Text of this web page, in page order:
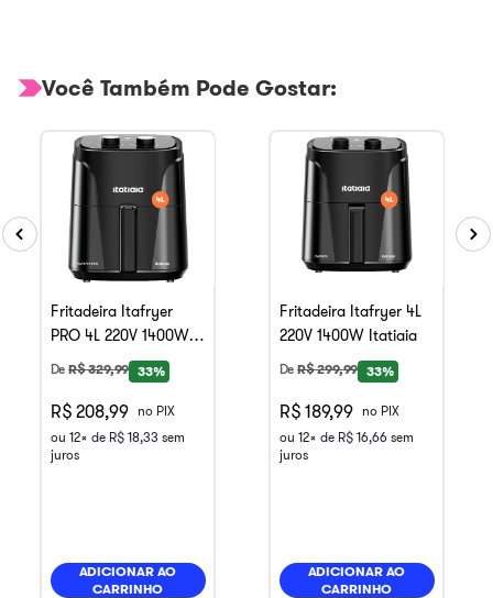
Você Também Pode Gostar:
Fritadeira Itafryer
PRO 4L 220V 1400W
Itatiaia
DeR$329,99 33%
R$ 208,99
no PIX
ou 12x de R$ 18,33 sem
juros
ADICIONAR AO
CARRINHO
Fritadeira Itafryer 4L
220V 1400W Itatiaia
DeR$299,99 33%
R$ 189,99
no PIX
ou 12x de R$ 16,66 sem
juros
ADICIONAR AO
CARRINHO